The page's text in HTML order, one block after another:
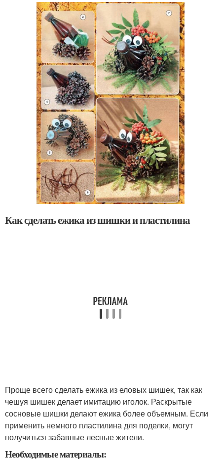
Как сделать ежика из шишки и пластилина
Проще всего сделать ежика из еловых шишек, так как
чешуя шишек делает имитацию иголок. Раскрытые
сосновые шишки делают ежика более объемным. Если
применить немного пластилина для поделки, могут
получиться забавные лесные жители.
Необходимые материалы: